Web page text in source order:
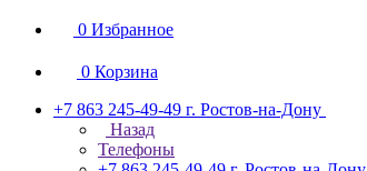
0 Избранное
0 Корзина
+7 863 245-49-49 г. Ростов-на-Дону
Назад
Телефоны